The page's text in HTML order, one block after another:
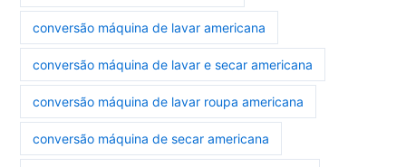
conversão máquina de lavar americana
conversão máquina de lavar e secar americana
conversão máquina de lavar roupa americana
conversão máquina de secar americana